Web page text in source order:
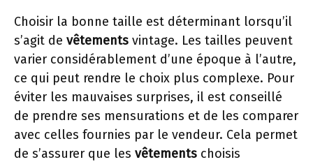
Choisir la bonne taille est déterminant lorsqu’il
s’agit de vêtements vintage. Les tailles peuvent
varier considérablement d’une époque à l’autre,
ce qui peut rendre le choix plus complexe. Pour
éviter les mauvaises surprises, il est conseillé
de prendre ses mensurations et de les comparer
avec celles fournies par le vendeur. Cela permet
de s’assurer que les vêtements choisis